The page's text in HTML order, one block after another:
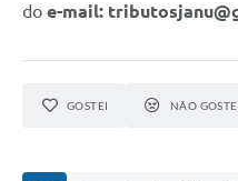
do e-mail:
GOSTEI NÃO